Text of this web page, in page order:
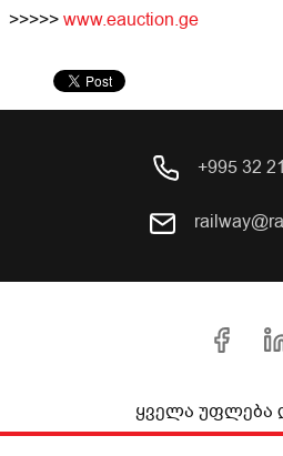
>>>>>www.eauction.ge
+995 32
ყველა უფლება